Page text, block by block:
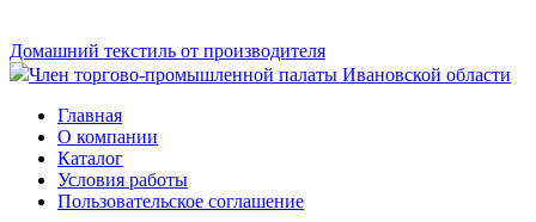
Домашний текстиль от производителя
Член торгово-промышленной палаты Ивановской области
Главная
О компании
Каталог
Условия работы
Пользовательское соглашение